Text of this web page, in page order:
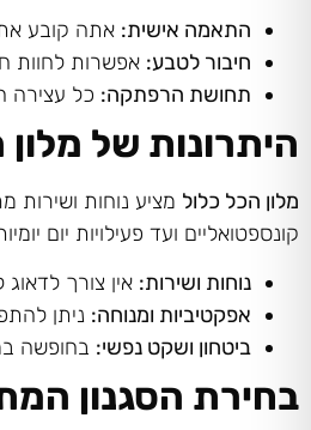
התאמה אישית: אתה קובע את
חיבור לטבע: אפשרות לחוות
תחושת הרפתקה: כל עצירה
היתרונות של
מלון הכל כלול מציע נוחות
קונספטואליים ועד פעילויות יום
נוחות ושירות: אין צורך
אפקטיביות ומנוחה: ניתן
ביטחון ושקט נפשי: בחופשה
בחירת הסגנון